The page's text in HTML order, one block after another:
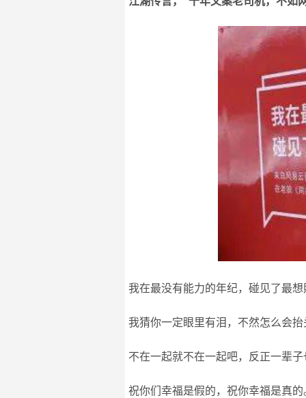
我在最没有能力的年纪，碰见了最
我猜你一定眼里有泪，不然怎么会
不在一起就不在一起吧，反正一辈
祝你们幸福是假的，祝你幸福是真的